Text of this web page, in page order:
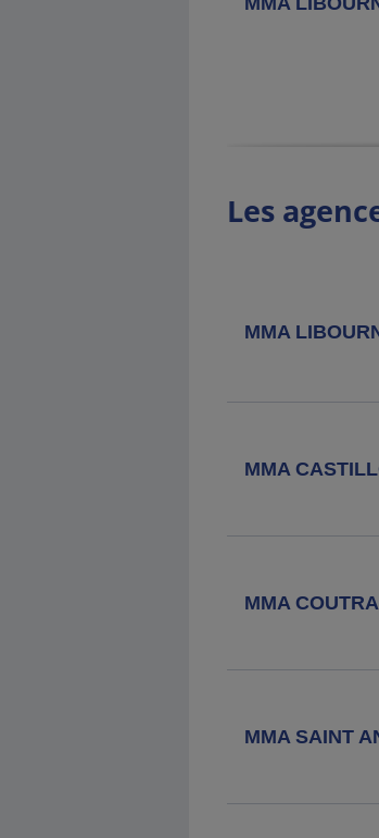
Bordeaux Bastide
19 Rue De La République, 33290
Les
MMA
MMA
MMA
MMA SAINT